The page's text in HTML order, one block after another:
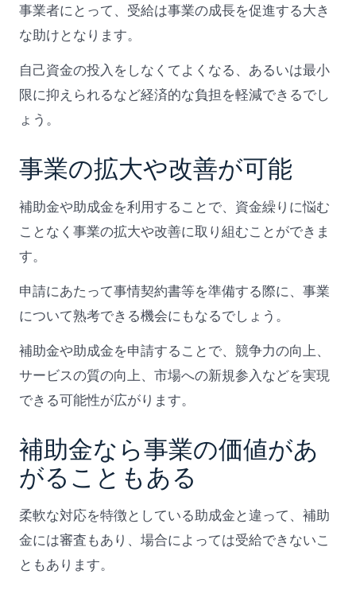
事業者にとって、受給は事業の成長を促進する大き
な助けとなります。
自己資金の投入をしなくてよくなる、あるいは最小
限に抑えられるなど経済的な負担を軽減できるでし
ょう。
事業の拡大や改善が可能
補助金や助成金を利用することで、資金繰りに悩む
ことなく事業の拡大や改善に取り組むことができま
す。
申請にあたって事情契約書等を準備する際に、事業
について熟考できる機会にもなるでしょう。
補助金や助成金を申請することで、競争力の向上、
サービスの質の向上、市場への新規参入などを実現
できる可能性が広がります。
補助金なら事業の価値があ
がることもある
柔軟な対応を特徴としている助成金と違って、補助
金には審査もあり、場合によっては受給できないこ
ともあります。